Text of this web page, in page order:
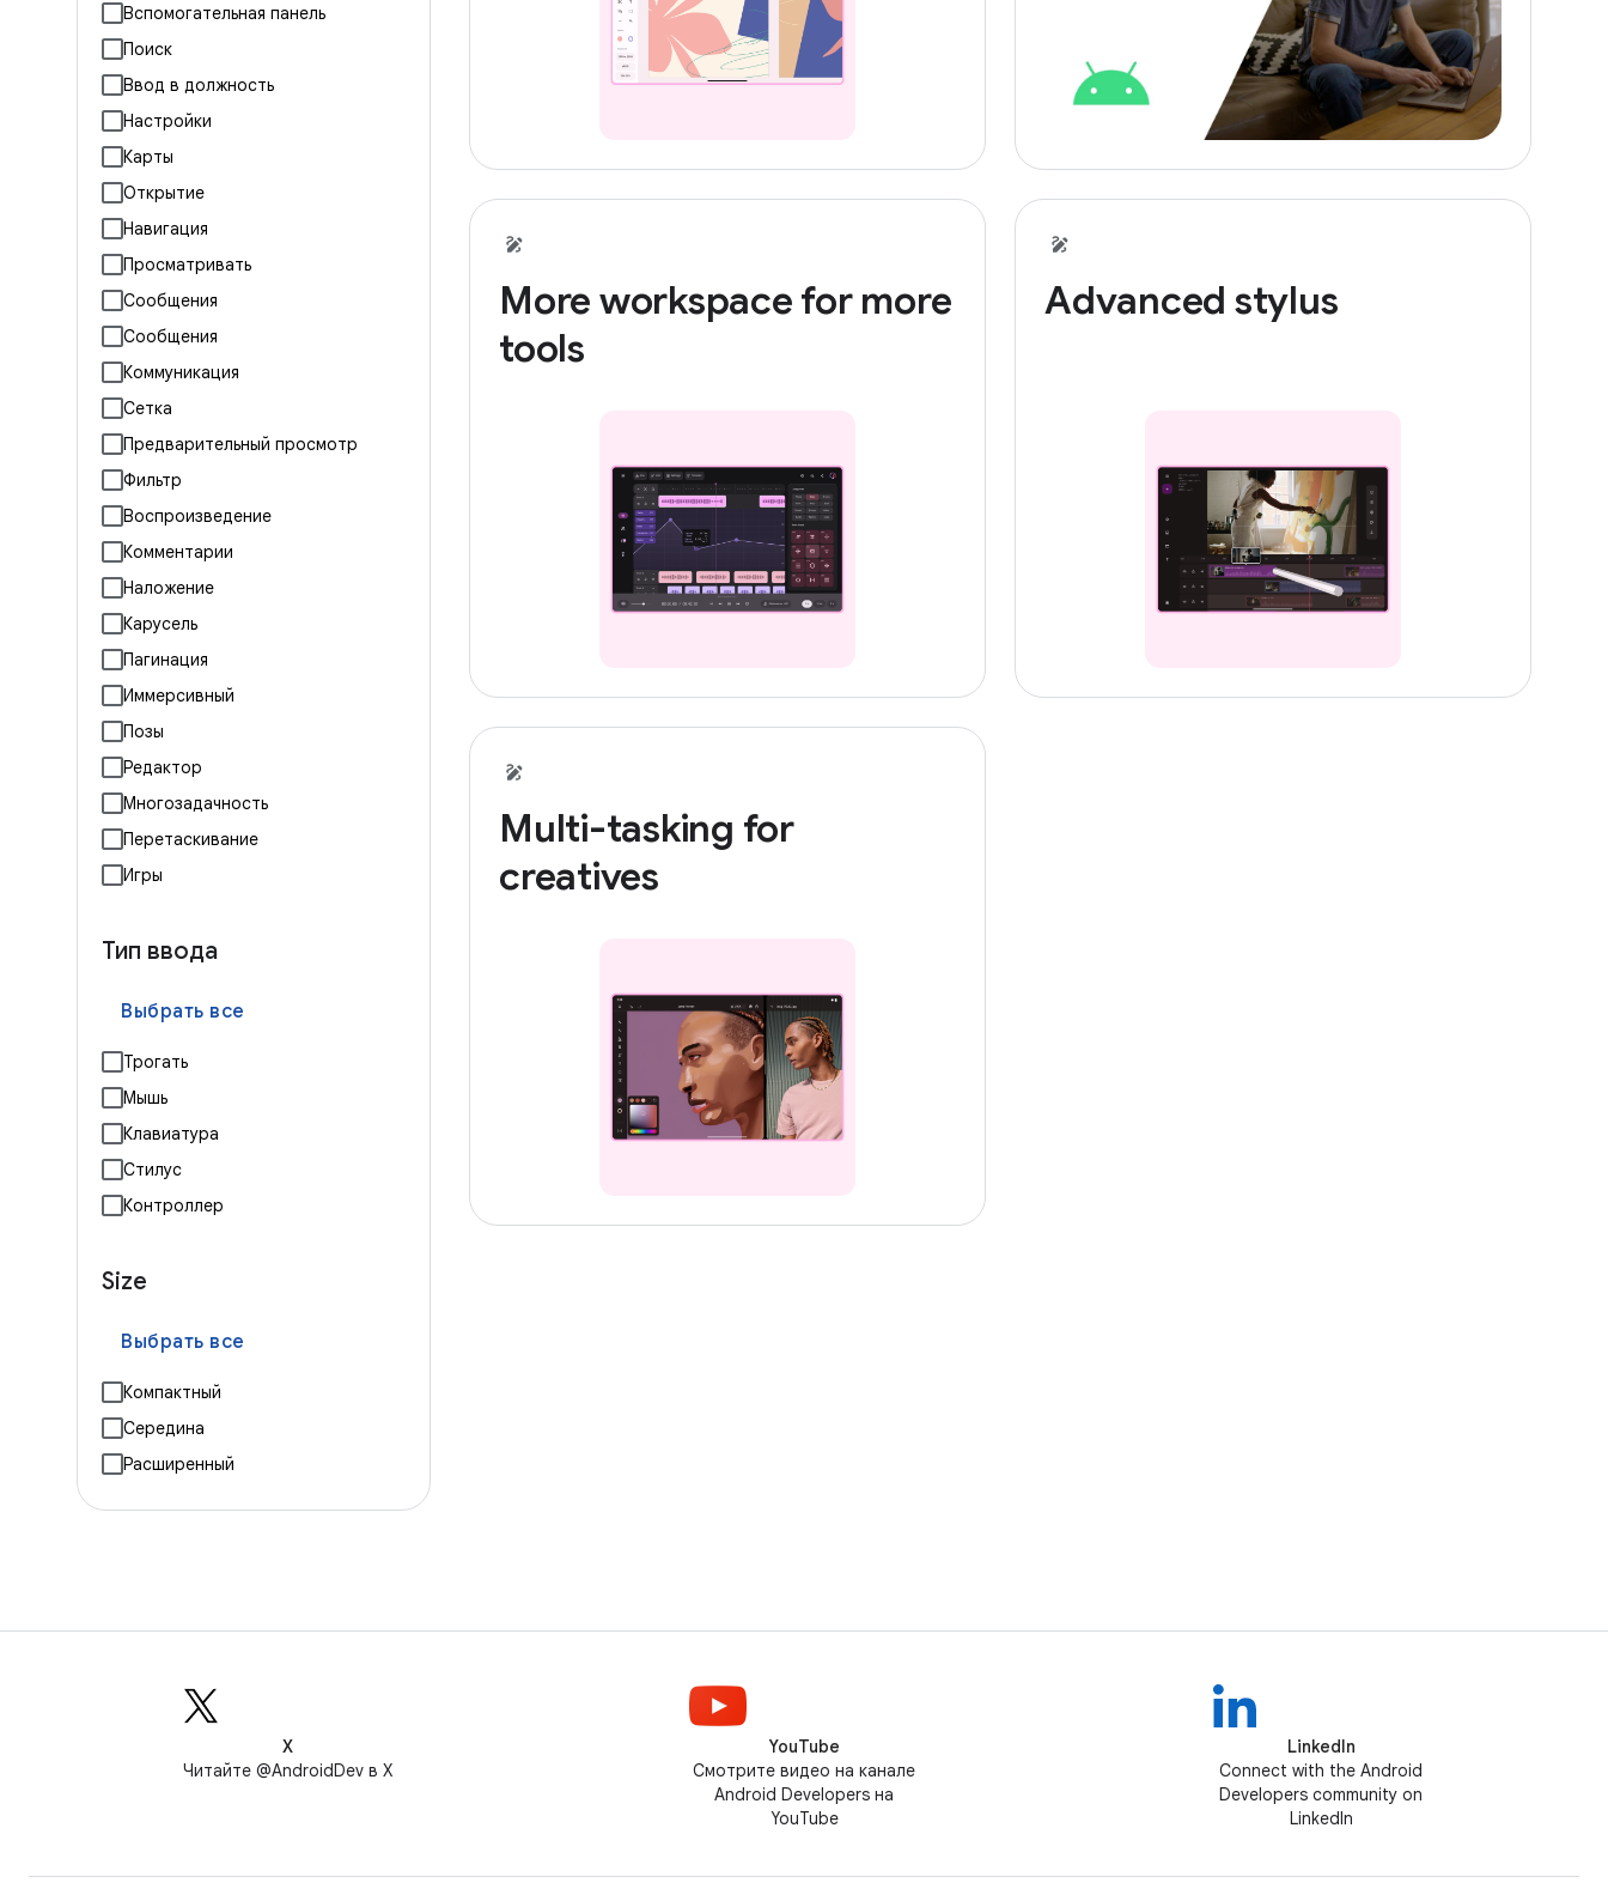
Вспомогательная панель
Поиск
Ввод в должность
Настройки
Карты
Открытие
Навигация
Просматривать
Сообщения
Сообщения
Коммуникация
Сетка
Предварительный просмотр
Фильтр
Воспроизведение
Комментарии
Наложение
Карусель
Пагинация
Иммерсивный
Позы
Редактор
Многозадачность
Перетаскивание
Игры
Тип ввода
Выбрать все
Трогать
Мышь
Клавиатура
Стилус
Контроллер
Size
Выбрать все
Компактный
Середина
Расширенный
More workspace for more
tools
Advanced stylus
Multi-tasking for
creatives
X
Читайте @AndroidDev в X
YouTube
Смотрите видео на канале
Android Developers на
YouTube
LinkedIn
Connect with the Android
Developers community on
LinkedIn